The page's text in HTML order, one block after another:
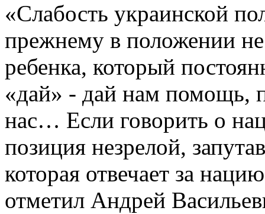
«Слабость украинской
прежнему в положении
ребенка, который
«дай» - дай нам помощь,
нас… Если говорить о
позиция незрелой,
которая отвечает за
отметил Андрей